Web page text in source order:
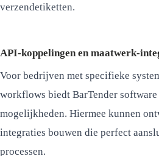
verzendetiketten.
API-koppelingen en maatwerk-
Voor bedrijven met specifieke
workflows biedt BarTender
mogelijkheden. Hiermee kunnen
integraties bouwen die perfect
processen.